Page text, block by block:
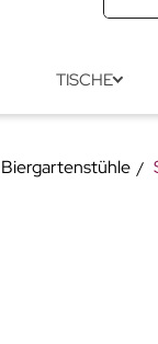
TISCHE
Biergartenstühle